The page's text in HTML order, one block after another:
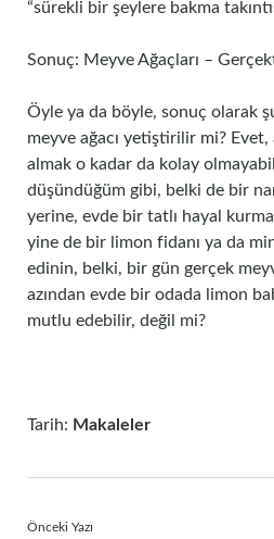
“sürekli bir şeylere bakma
Sonuç: Meyve Ağaçları –
Öyle ya da böyle, sonuç olarak
meyve ağacı yetiştirilir mi?
almak o kadar da kolay
düşündüğüm gibi, belki de bir
yerine, evde bir tatlı hayal
yine de bir limon fidanı ya da
edinin, belki, bir gün gerçek
azından evde bir odada limon
mutlu edebilir, değil mi?
Tarih: Makaleler
Önceki Yazı